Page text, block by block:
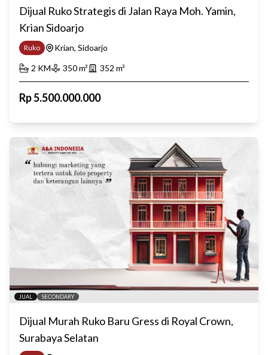
Dijual Ruko Strategis di Jalan Raya Moh. Yamin,
Krian Sidoarjo
Ruko
Krian, Sidoarjo
2 KM 350m² 352 m²
Rp5.500.000.000
JUAL SECONDARY
Dijual Murah Ruko Baru Gress di Royal Crown,
Surabaya Selatan